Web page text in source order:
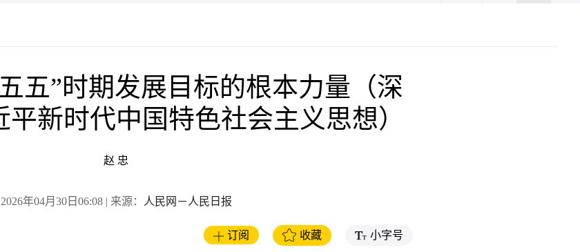
五”时期发展目标的根本力量（深
新时代中国特色社会主义思想）
赵 忠
2026年04月30日06:08| 来源： 人民网－人民日报
订阅 收藏 小字号